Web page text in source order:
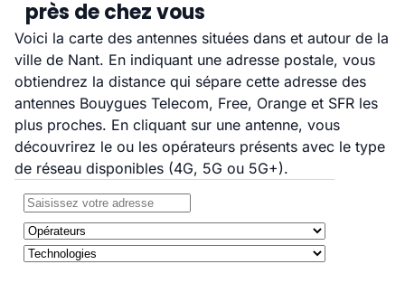
près de chez vous
Voici la carte des antennes situées dans et autour de la
ville de Nant. En indiquant une adresse postale, vous
obtiendrez la distance qui sépare cette adresse des
antennes Bouygues Telecom, Free, Orange et SFR les
plus proches. En cliquant sur une antenne, vous
découvrirez le ou les opérateurs présents avec le type
de réseau disponibles (4G, 5G ou 5G+).